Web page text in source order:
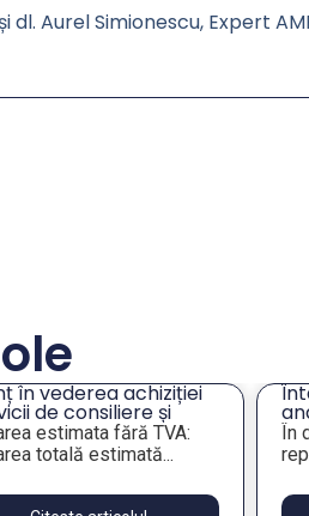
dl. Aurel Simionescu, Expert
în vederea achiziției
de consiliere și
profesională a
din companiile
municipale”
estimata fără TVA:
totală estimată...
În